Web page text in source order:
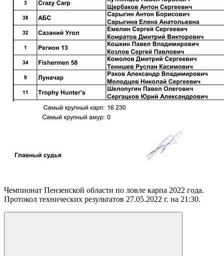
Чемпионат Пензенской области по ловле карпа 2022 года.
Протокол технических результатов 27.05.2022 г. на 21:30.